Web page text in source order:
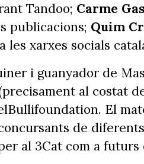
Tandoo; Carme
publicacions; Quim
les xarxes socials
i guanyador de
al costat
El
de
al 3Cat com a